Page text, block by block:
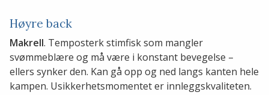
Høyre back
Makrell. Temposterk stimfisk som mangler
svømmeblære og må være i konstant bevegelse –
ellers synker den. Kan gå opp og ned langs kanten hele
kampen. Usikkerhetsmomentet er innleggskvaliteten.